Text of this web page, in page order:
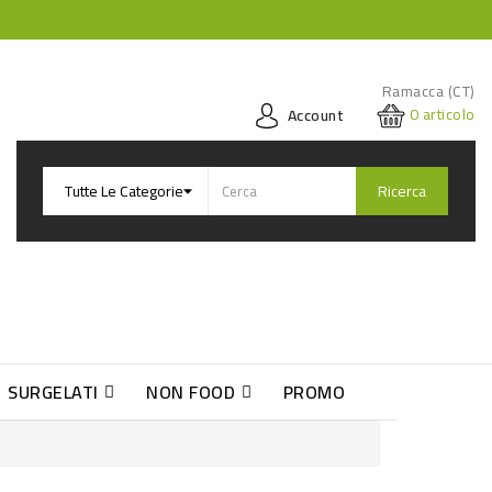
Ramacca (CT)
Account
0articolo
Ricerca
SURGELATI NON FOOD PROMO